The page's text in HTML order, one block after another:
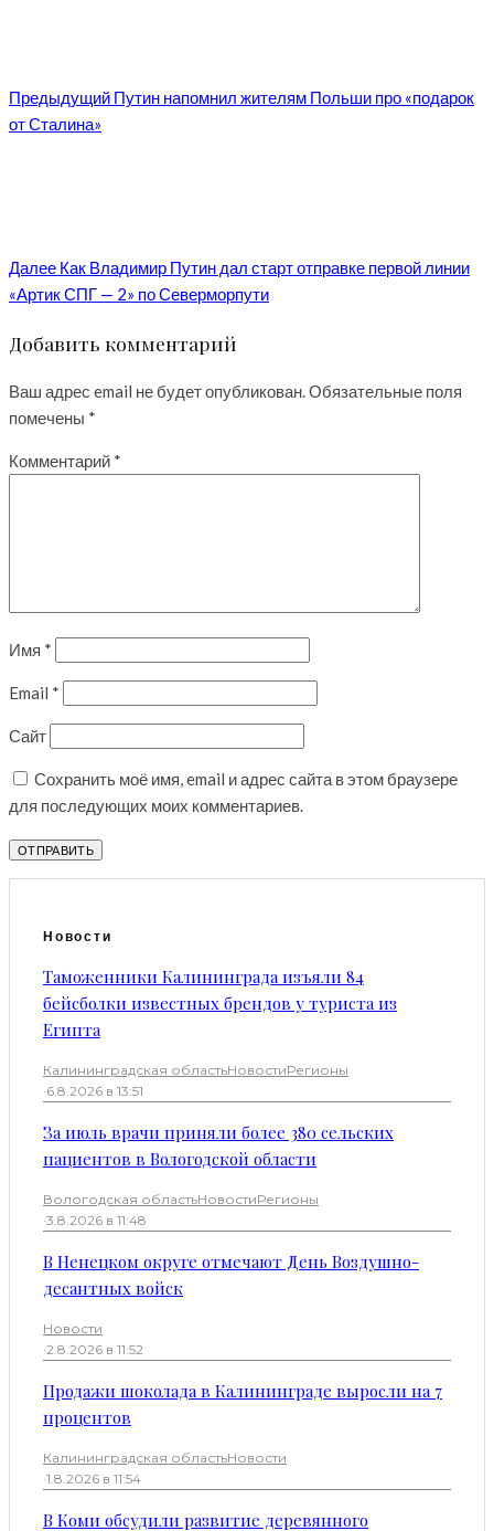
Предыдущий Путин напомнил жителям Польши про «подарок
от Сталина»
Далее Как Владимир Путин дал старт отправке первой линии
«Артик СПГ — 2» по Северморпути
Добавить комментарий
Ваш адрес email не будет опубликован.Обязательные поля
помечены *
Комментарий *
Имя *
Email *
Сайт
Сохранить моё имя, email и адрес сайта в этом браузере
для последующих моих комментариев.
Новости
Таможенники Калининграда изъяли 84
бейсболки известных брендов у туриста из
Египта
Калининградская областьНовостиРегионы
·6.8.2026 в 13:51
За июль врачи приняли более 380 сельских
пациентов в Вологодской области
Вологодская областьНовостиРегионы
·3.8.2026 в 11:48
В Ненецком округе отмечают День Воздушно-
десантных войск
Новости
·2.8.2026 в 11:52
Продажи шоколада в Калининграде выросли на 7
процентов
Калининградская областьНовости
·1.8.2026 в 11:54
В Коми обсудили развитие деревянного